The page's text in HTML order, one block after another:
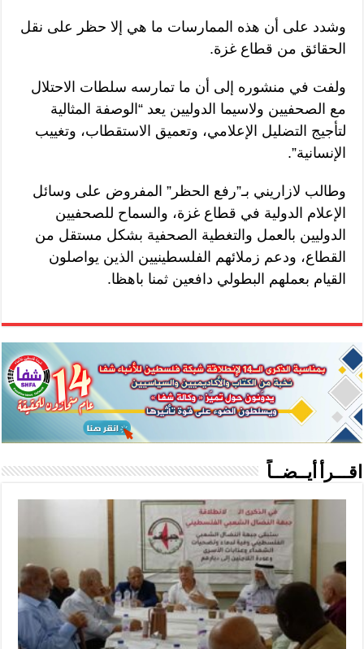
وشدد على أن هذه الممارسات ما هي إلا حظر على نقل
الحقائق من قطاع غزة.
ولفت في منشوره إلى أن ما تمارسه سلطات الاحتلال
مع الصحفيين ولاسيما الدوليين يعد “الوصفة المثالية
لتأجيج التضليل الإعلامي، وتعميق الاستقطاب، وتغييب
الإنسانية”.
وطالب لازاريني بـ”رفع الحظر” المفروض على وسائل
الإعلام الدولية في قطاع غزة، والسماح للصحفيين
الدوليين بالعمل والتغطية الصحفية بشكل مستقل من
القطاع، ودعم زملائهم الفلسطينيين الذين يواصلون
القيام بعملهم البطولي دافعين ثمنا باهظا.
اقـــرأ أيــضــاً